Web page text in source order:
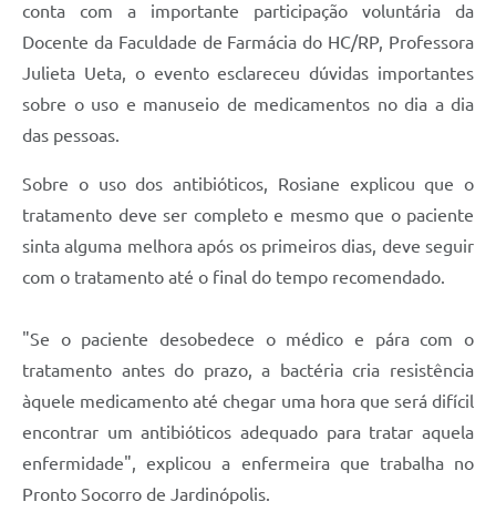
conta com a importante participação voluntária da
Docente da Faculdade de Farmácia do HC/RP, Professora
Julieta Ueta, o evento esclareceu dúvidas importantes
sobre o uso e manuseio de medicamentos no dia a dia
das pessoas.
Sobre o uso dos antibióticos, Rosiane explicou que o
tratamento deve ser completo e mesmo que o paciente
sinta alguma melhora após os primeiros dias, deve seguir
com o tratamento até o final do tempo recomendado.
"Se o paciente desobedece o médico e pára com o
tratamento antes do prazo, a bactéria cria resistência
àquele medicamento até chegar uma hora que será difícil
encontrar um antibióticos adequado para tratar aquela
enfermidade", explicou a enfermeira que trabalha no
Pronto Socorro de Jardinópolis.